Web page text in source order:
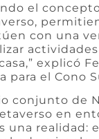
el
con una
explicó
para el Cono
conjunto de
en
una realidad: